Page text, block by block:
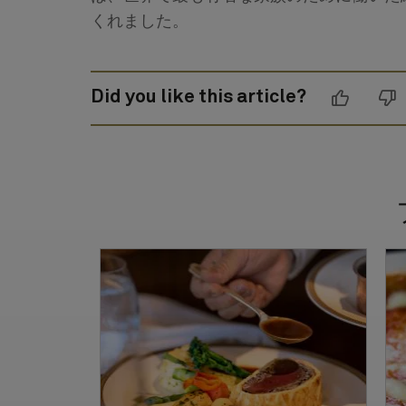
くれました。
Did you like this article?